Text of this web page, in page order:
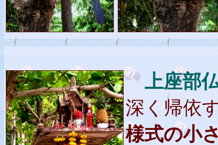
上座部
深く帰依
様式の小